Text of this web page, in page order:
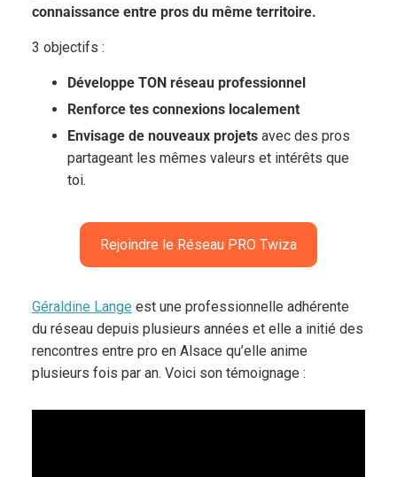
connaissance entre pros du même territoire.
3 objectifs :
Développe TON réseau professionnel
Renforce tes connexions localement
Envisage de nouveaux projetsavec des pros
partageant les mêmes valeurs et intérêts que
toi.
Rejoindre le Réseau PRO Twiza
Géraldine Lange est une professionnelle adhérente
du réseau depuis plusieurs années et elle a initié des
rencontres entre pro en Alsace qu’elle anime
plusieurs fois par an. Voici son témoignage :